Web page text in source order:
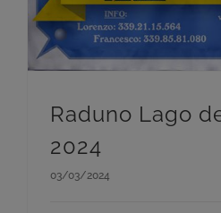
Raduno Lago
2024
03/03/2024